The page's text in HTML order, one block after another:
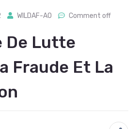
WILDAF-AO Comment off
De Lutte
Fraude Et La